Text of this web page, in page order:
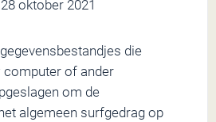
oktober 2021
die
of ander
om de
algemeen surfgedrag op